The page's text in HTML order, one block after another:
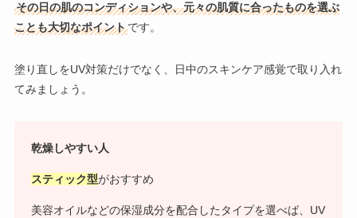
その日の肌のコンディションや、元々の肌質に合ったものを選ぶ
ことも大切なポイントです。
塗り直しをUV対策だけでなく、日中のスキンケア感覚で取り入れ
てみましょう。
乾燥しやすい人
スティック型がおすすめ
美容オイルなどの保湿成分を配合したタイプを選べば、UV